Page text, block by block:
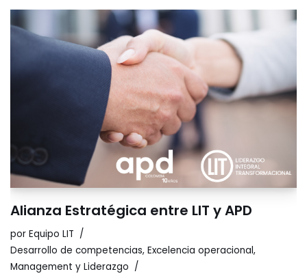
Alianza Estratégica entre LIT y APD
por Equipo LIT
Desarrollo de competencias, Excelencia operacional,
Management y Liderazgo